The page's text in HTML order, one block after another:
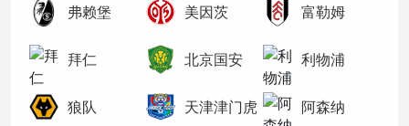
弗赖堡 美因茨 富勒姆
拜仁 北京国安 利物浦
狼队 天津津门虎 阿森纳